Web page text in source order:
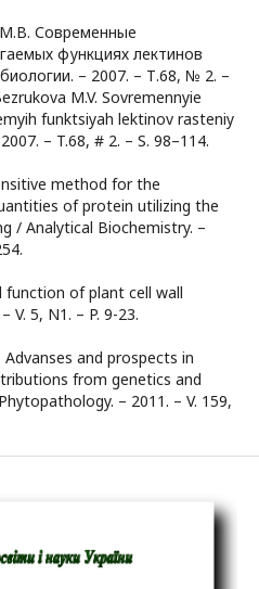
Современные
функциях лектинов
– 2007. – Т.68, № 2. –
M.V. Sovremennyie
funktsiyah lektinov rasteniy
– T.68, # 2. – S. 98–114.
method for the
of protein utilizing the
/ Analytical Biochemistry. –
function of plant cell wall
V. 5, N1. – P. 9-23.
and prospects in
from genetics and
– 2011. – V. 159,